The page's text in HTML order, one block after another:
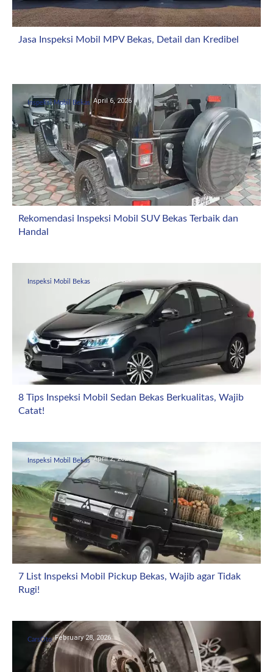
Jasa Inspeksi Mobil MPV Bekas, Detail dan Kredibel
Inspeksi Mobil Bekas April 6, 2026
Rekomendasi Inspeksi Mobil SUV Bekas Terbaik dan
Handal
Inspeksi Mobil Bekas April 4, 2026
8 Tips Inspeksi Mobil Sedan Bekas Berkualitas, Wajib
Catat!
Inspeksi Mobil Bekas April 2, 2026
7 List Inspeksi Mobil Pickup Bekas, Wajib agar Tidak
Rugi!
CarsOto February 28, 2026